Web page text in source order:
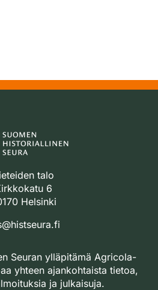
talo
6
Helsinki
Seuran ylläpitämä Agricola-
yhteen ajankohtaista tietoa,
ja julkaisuja.